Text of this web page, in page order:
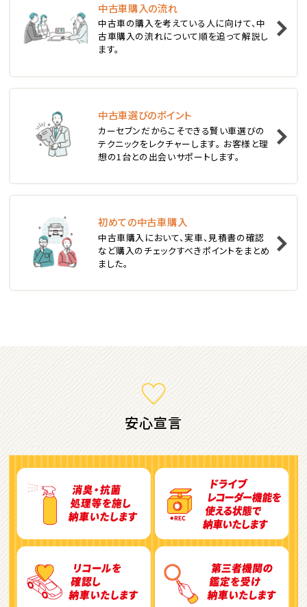
1位
2位
スバル
レガシィツーリングワゴン
3位
トヨタ
カローラフィールダー
2
アルファード
位
トヨタ
ヴォクシー
中古車購入の流れ
中古車の購入を考えている人に向けて、中
古車購入の流れについて順を追って解説し
ます。
中古車選びのポイント
カーセブンだからこそできる賢い車選びの
テクニックをレクチャーします。 お客様と理
想の1台との出会いサポートします。
初めての中古車購入
中古車購入において、実車、見積書の確認
など購入のチェックすべきポイントをまとめ
ました。
安心宣言